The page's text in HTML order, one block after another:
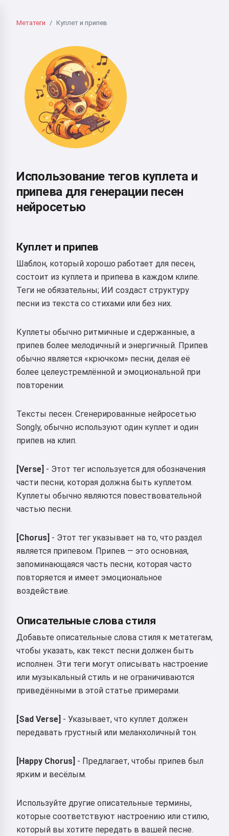
Метатеги Куплет и припев
Использование тегов куплета и
припева для генерации песен
нейросетью
Куплет и припев
Шаблон, который хорошо работает для песен,
состоит из куплета и припева в каждом клипе.
Теги не обязательны; ИИ создаст структуру
песни из текста со стихами или без них.
Куплеты обычно ритмичные и сдержанные, а
припев более мелодичный и энергичный. Припев
обычно является «крючком» песни, делая её
более целеустремлённой и эмоциональной при
повторении.
Тексты песен. Сгенерированные нейросетью
Songly, обычно используют один куплет и один
припев на клип.
[Verse] - Этот тег используется для обозначения
части песни, которая должна быть куплетом.
Куплеты обычно являются повествовательной
частью песни.
[Chorus] - Этот тег указывает на то, что раздел
является припевом. Припев — это основная,
запоминающаяся часть песни, которая часто
повторяется и имеет эмоциональное
воздействие.
Описательные слова стиля
Добавьте описательные слова стиля к метатегам,
чтобы указать, как текст песни должен быть
исполнен. Эти теги могут описывать настроение
или музыкальный стиль и не ограничиваются
приведёнными в этой статье примерами.
[Sad Verse] - Указывает, что куплет должен
передавать грустный или меланхоличный тон.
[Happy Chorus] - Предлагает, чтобы припев был
ярким и весёлым.
Используйте другие описательные термины,
которые соответствуют настроению или стилю,
который вы хотите передать в вашей песне.
Привет 👋
Я могу создавать песни, писать
стихи и поздравления 🥰